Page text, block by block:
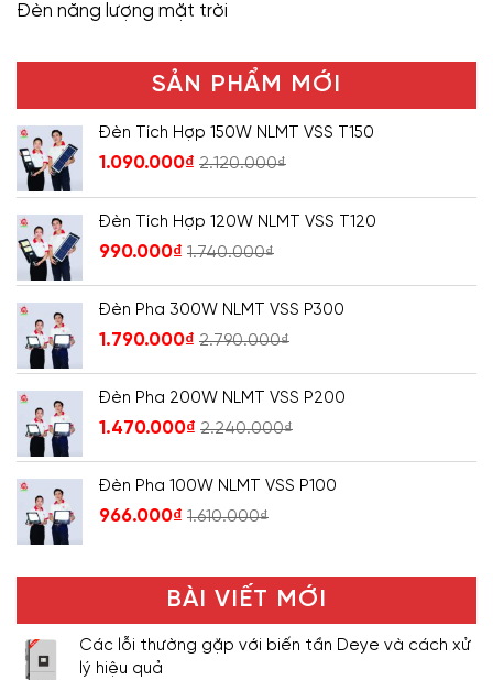
Đèn năng lượng mặt trời
SẢN PHẨM MỚI
Đèn Tích Hợp 150W NLMT VSS T150
1.090.000₫ 2.120.000₫
Đèn Tích Hợp 120W NLMT VSS T120
990.000₫ 1.740.000₫
Đèn Pha 300W NLMT VSS P300
1.790.000₫ 2.790.000₫
Đèn Pha 200W NLMT VSS P200
1.470.000₫ 2.240.000₫
Đèn Pha 100W NLMT VSS P100
966.000₫ 1.610.000₫
BÀI VIẾT MỚI
Các lỗi thường gặp với biến tần Deye và cách xử
lý hiệu quả